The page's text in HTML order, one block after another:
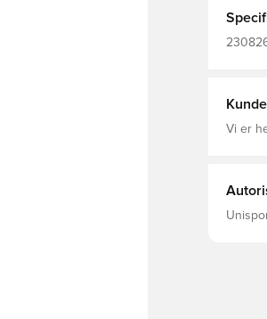
Vi er